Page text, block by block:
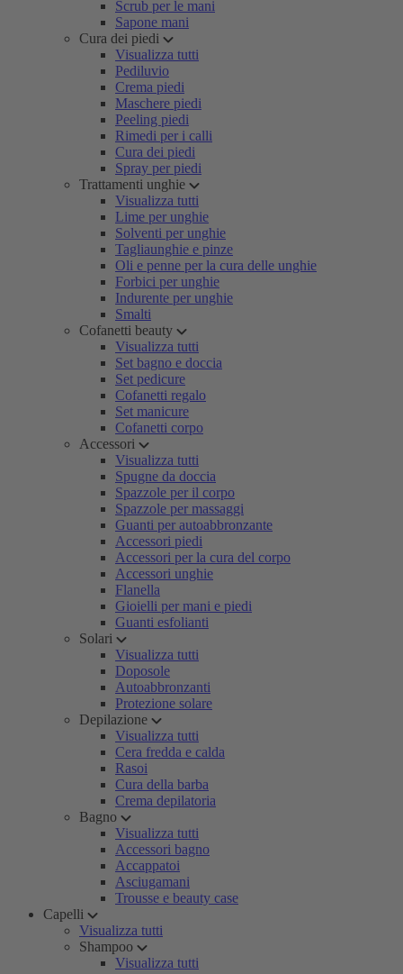
Scrub per le mani
Sapone mani
Cura dei piedi
Visualizza tutti
Pediluvio
Crema piedi
Maschere piedi
Peeling piedi
Rimedi per i calli
Cura dei piedi
Spray per piedi
Trattamenti unghie
Visualizza tutti
Lime per unghie
Solventi per unghie
Tagliaunghie e pinze
Oli e penne per la cura delle unghie
Forbici per unghie
Indurente per unghie
Smalti
Cofanetti beauty
Visualizza tutti
Set bagno e doccia
Set pedicure
Cofanetti regalo
Set manicure
Cofanetti corpo
Accessori
Visualizza tutti
Spugne da doccia
Spazzole per il corpo
Spazzole per massaggi
Guanti per autoabbronzante
Accessori piedi
Accessori per la cura del corpo
Accessori unghie
Flanella
Gioielli per mani e piedi
Guanti esfolianti
Solari
Visualizza tutti
Doposole
Autoabbronzanti
Protezione solare
Depilazione
Visualizza tutti
Cera fredda e calda
Rasoi
Cura della barba
Crema depilatoria
Bagno
Visualizza tutti
Accessori bagno
Accappatoi
Asciugamani
Trousse e beauty case
Capelli
Visualizza tutti
Shampoo
Visualizza tutti